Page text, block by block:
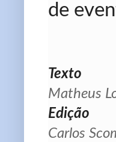
de
Texto
Matheus
Edição
Carlos